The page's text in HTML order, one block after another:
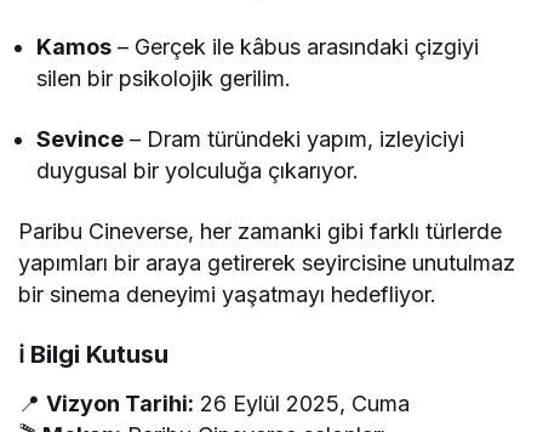
Kamos – Gerçek ile kâbus arasındaki çizgiyi
silen bir psikolojik gerilim.
Sevince – Dram türündeki yapım, izleyiciyi
duygusal bir yolculuğa çıkarıyor.
Paribu Cineverse, her zamanki gibi farklı türlerde
yapımları bir araya getirerek seyircisine unutulmaz
bir sinema deneyimi yaşatmayı hedefliyor.
ℹ️ Bilgi Kutusu
📍Vizyon Tarihi: 26 Eylül 2025, Cuma